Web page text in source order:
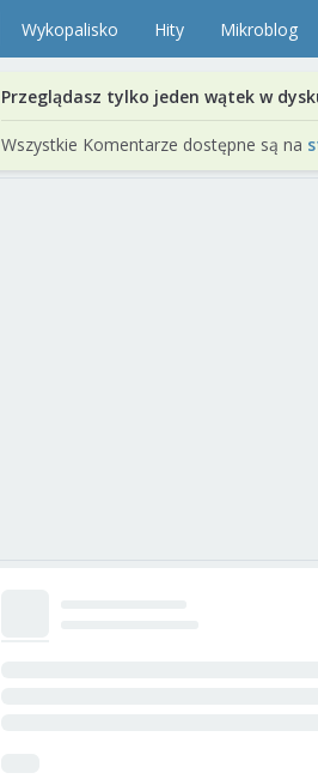
Wykopalisko Hity Mikroblog
Przeglądasz tylko jeden wątek w
Wszystkie Komentarze dostępne są na